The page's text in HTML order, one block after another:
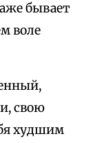
бывает
воле
свою
худшим